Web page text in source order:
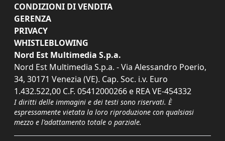
CONDIZIONI DI VENDITA
GERENZA
PRIVACY
WHISTLEBLOWING
Nord Est Multimedia S.p.a.
Nord Est Multimedia S.p.a. - Via Alessandro Poerio,
34, 30171 Venezia (VE). Cap. Soc. i.v. Euro
1.432.522,00 C.F. 05412000266 e REA VE-454332
I diritti delle immagini e dei testi sono riservati. È
espressamente vietata la loro riproduzione con qualsiasi
mezzo e l'adattamento totale o parziale.